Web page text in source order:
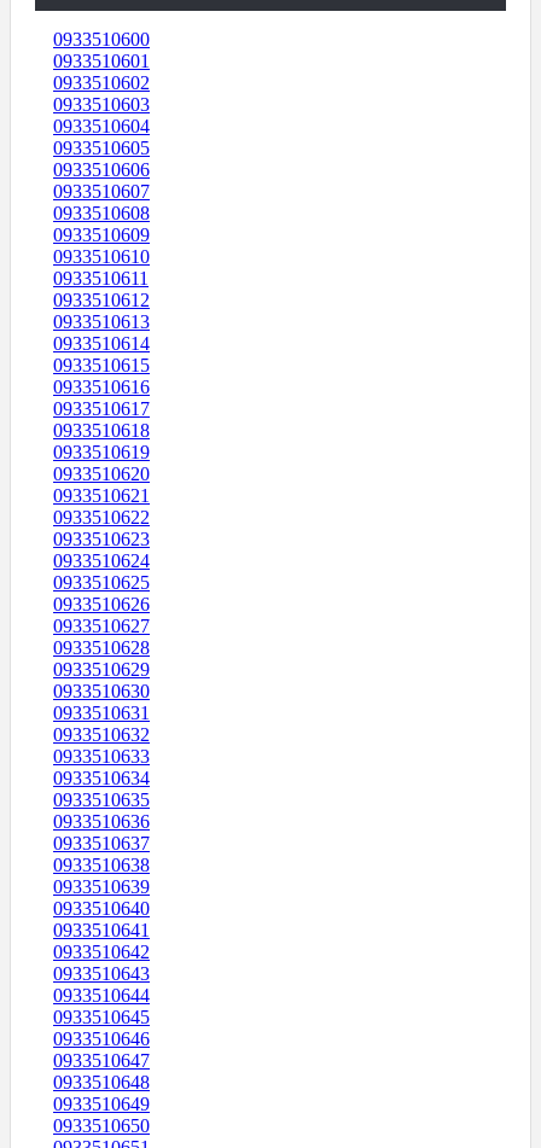
0933510600
0933510601
0933510602
0933510603
0933510604
0933510605
0933510606
0933510607
0933510608
0933510609
0933510610
0933510611
0933510612
0933510613
0933510614
0933510615
0933510616
0933510617
0933510618
0933510619
0933510620
0933510621
0933510622
0933510623
0933510624
0933510625
0933510626
0933510627
0933510628
0933510629
0933510630
0933510631
0933510632
0933510633
0933510634
0933510635
0933510636
0933510637
0933510638
0933510639
0933510640
0933510641
0933510642
0933510643
0933510644
0933510645
0933510646
0933510647
0933510648
0933510649
0933510650